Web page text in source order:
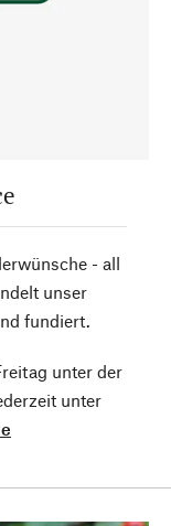
- all
unser
fundiert.
unter der
unter